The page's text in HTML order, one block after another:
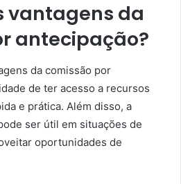
vantagens da
antecipação?
da comissão por
de ter acesso a recursos
e prática. Além disso, a
ser útil em situações de
oportunidades de